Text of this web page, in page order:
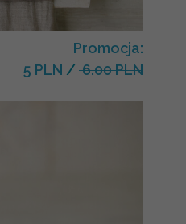
Promocja:
5 PLN / 6.00 PLN